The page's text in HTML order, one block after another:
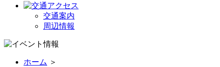
交通案内
周辺情報
ホーム ＞